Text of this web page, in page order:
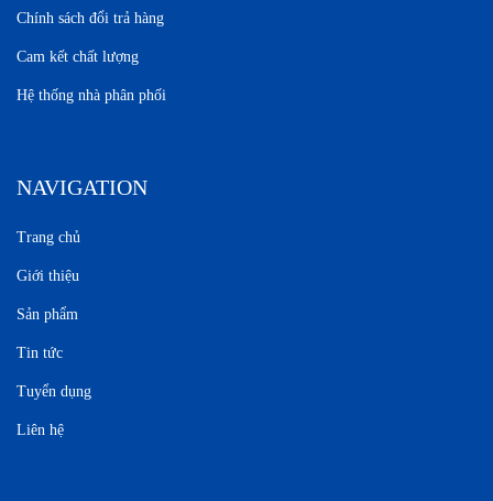
Chính sách đổi trả hàng
Cam kết chất lượng
Hệ thống nhà phân phối
NAVIGATION
Trang chủ
Giới thiệu
Sản phẩm
Tin tức
Tuyển dụng
Liên hệ